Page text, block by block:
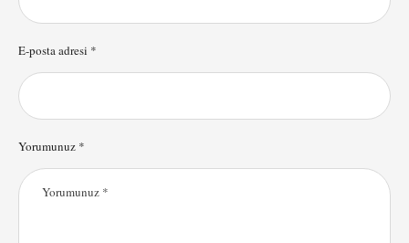
Yorumunuz *
E-posta adresi *